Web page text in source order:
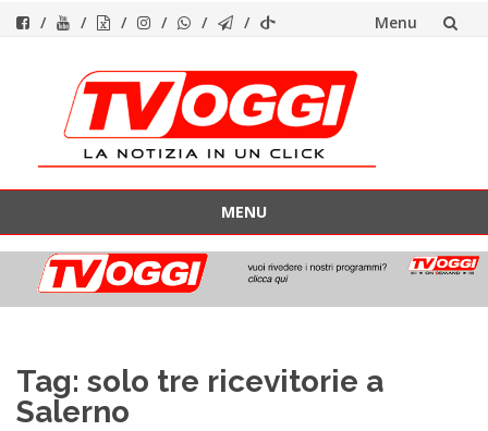
Menu
contenuto
MENU
contenuto
Tag: solo tre ricevitorie a
Salerno